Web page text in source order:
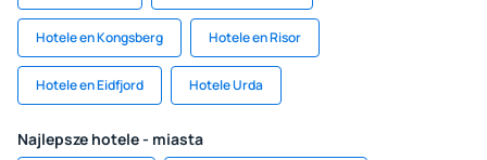
Hotele en Kongsberg Hotele en Risor
Hotele en Eidfjord Hotele Urda
Najlepsze hotele - miasta